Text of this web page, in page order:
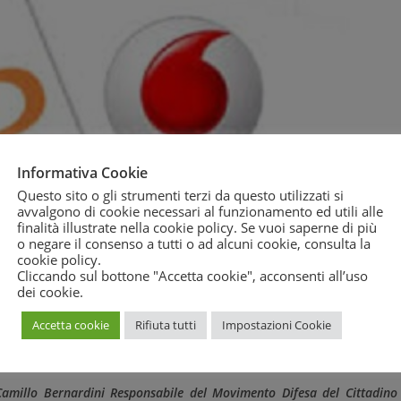
in materia di telefonia prevede la possibilità di risolvere la
per territorio: tale fase si può avviare qualora il tentativo
esito negativo e ha l’obiettivo di concludere la lite
per le parti.
amministrativo richiamati dalla legge n. 241/90 impongano
trasparenza tutelando, in particolare, ogni situazione giuridica
Pubblica Amministrazione che ha suscitato nel terzo un
Bernardini Responsabile del Movimento Difesa del Cittadino
Informativa Cookie
Questo sito o gli strumenti terzi da questo utilizzati si
avvalgono di cookie necessari al funzionamento ed utili alle
finalità illustrate nella cookie policy. Se vuoi saperne di più
o negare il consenso a tutti o ad alcuni cookie, consulta la
cookie policy.
Cliccando sul bottone "Accetta cookie", acconsenti all’uso
dei cookie.
Accetta cookie Rifiuta tutti Impostazioni Cookie